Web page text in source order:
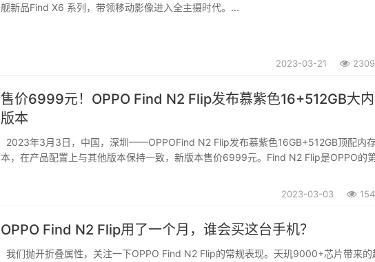
舰新品Find X6 系列，带领移动影像进入全主摄时代。...
2023-03-21
售价6999元！OPPO Find N2 Flip发布慕紫色16+512GB大
版本
2023年3月3日，中国，深圳——OPPOFind N2 Flip发布慕紫色16GB+512GB顶配内
本，在产品配置上与其他版本保持一致，新版本售价6999元。Find N2 Flip是OPPO的
2023-03-03
OPPO Find N2 Flip用了一个月，谁会买这台手机？
我们抛开折叠属性，关注一下OPPO Find N2 Flip的常规表现。天玑9000+芯片带来的